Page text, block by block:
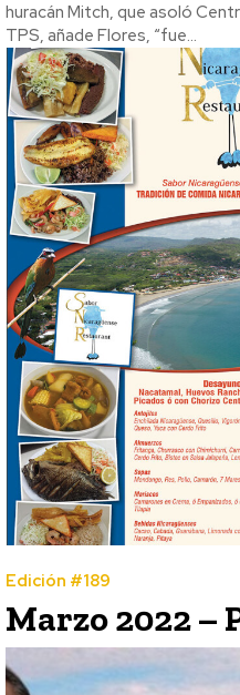
huracán Mitch, que asoló
TPS, añade Flores, “fue...
Edición #189
Marzo 2022 –